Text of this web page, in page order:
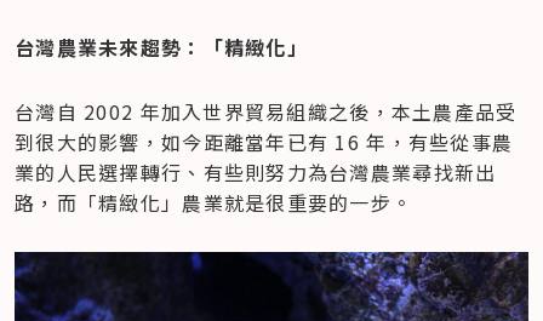
台灣農業未來趨勢：「精緻化」
台灣自 2002 年加入世界貿易組織之後，本土農產品受
到很大的影響，如今距離當年已有 16 年，有些從事農
業的人民選擇轉行、有些則努力為台灣農業尋找新出
路，而「精緻化」農業就是很重要的一步。